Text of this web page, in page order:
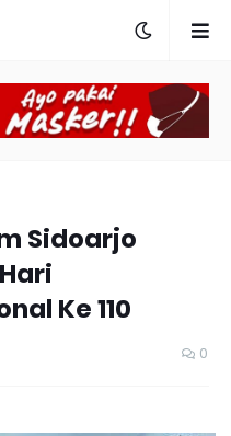
Sidoarjo
Ke 110
0